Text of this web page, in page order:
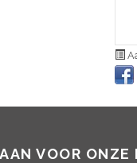
VOOR ONZE